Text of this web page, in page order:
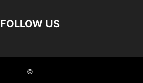
FOLLOW US
©